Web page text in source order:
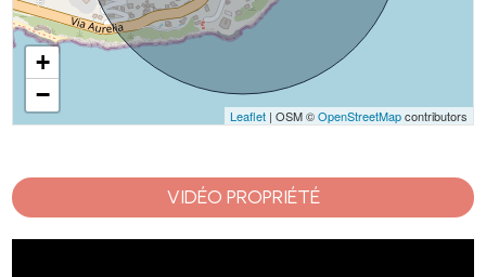
+
−
Leaflet| OSM ©OpenStreetMapcontributors
VIDÉO PROPRIÉTÉ